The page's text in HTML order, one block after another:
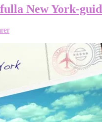
New York-